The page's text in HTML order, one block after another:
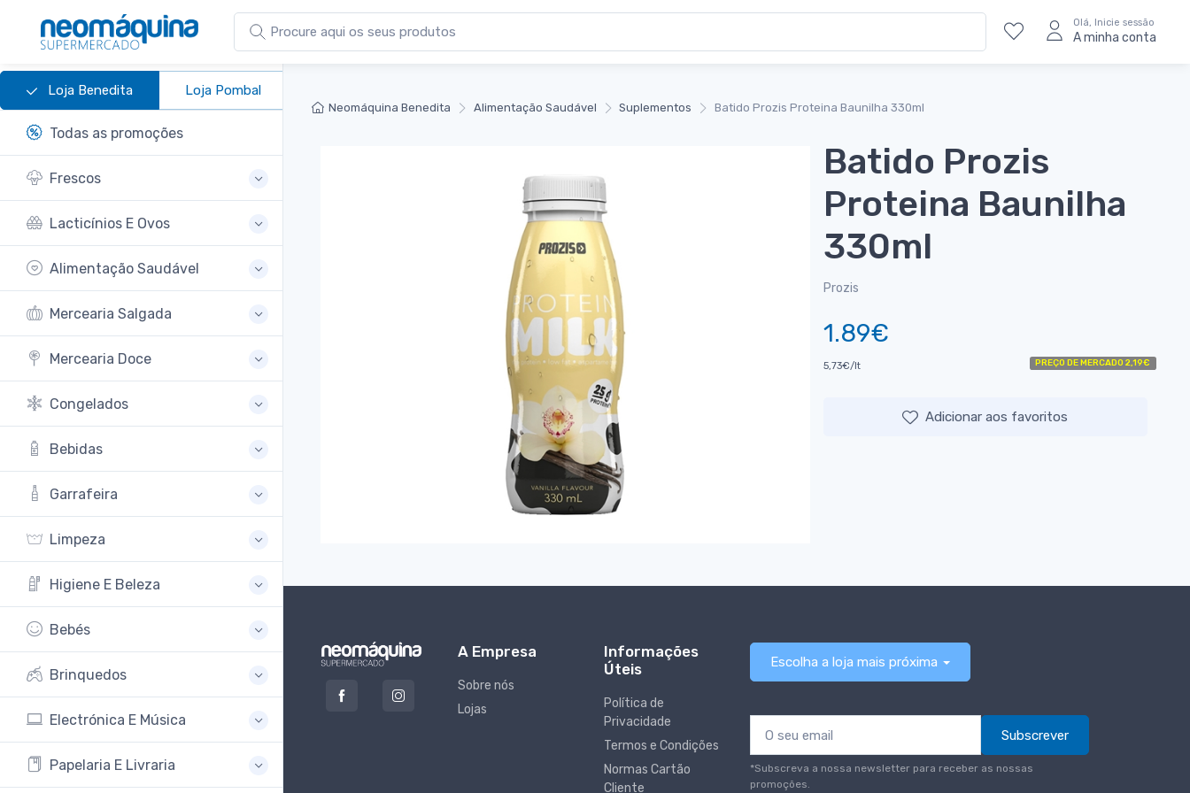
Loja Benedita Loja Pombal
Todas as promoções
Frescos
Lacticínios E Ovos
Alimentação Saudável
Mercearia Salgada
Mercearia Doce
Congelados
Bebidas
Garrafeira
Limpeza
Higiene E Beleza
Bebés
Brinquedos
Electrónica E Música
Papelaria E Livraria
Olá, Inicie sessão
A minha conta
Neomáquina Benedita Alimentação Saudável Suplementos Batido Prozis Proteina Baunilha 330ml
Batido Prozis
Proteina Baunilha
330ml
Prozis
1.89€
5,73€/lt PREÇO DE MERCADO 2,19€
Adicionar aos favoritos
A Empresa
Sobre nós
Lojas
Informações
Úteis
Política de
Privacidade
Termos e Condições
Normas Cartão
Cliente
Escolha a loja mais próxima
Subscrever
*Subscreva a nossa newsletter para receber as nossas
promoções.